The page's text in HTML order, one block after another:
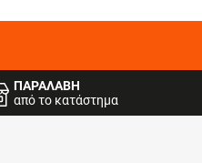
ΠΑΡΑΛΑΒΗ
από το κατάστημα